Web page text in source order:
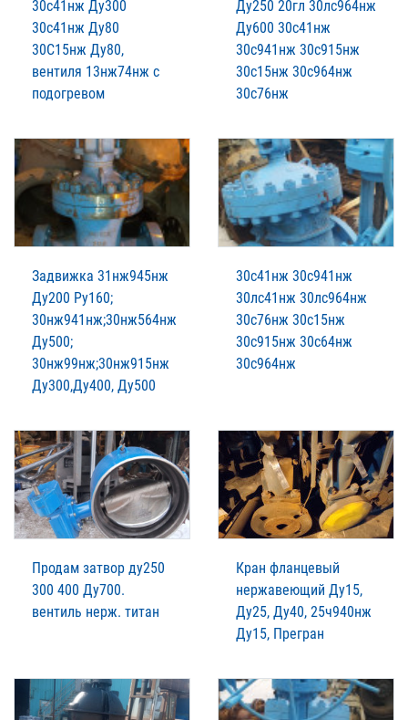
30с41нж Ду300
30с41нж Ду80
30С15нж Ду80,
вентиля 13нж74нж с
подогревом
Ду250 20гл 30лс964нж
Ду600 30с41нж
30с941нж 30с915нж
30с15нж 30с964нж
30с76нж
Задвижка 31нж945нж
Ду200 Ру160;
30нж941нж;30нж564нж
Ду500;
30нж99нж;30нж915нж
Ду300,Ду400, Ду500
30с41нж 30с941нж
30лс41нж 30лс964нж
30с76нж 30с15нж
30с915нж 30с64нж
30с964нж
Продам затвор ду250
300 400 Ду700.
вентиль нерж. титан
Кран фланцевый
нержавеющий Ду15,
Ду25, Ду40, 25ч940нж
Ду15, Прегран